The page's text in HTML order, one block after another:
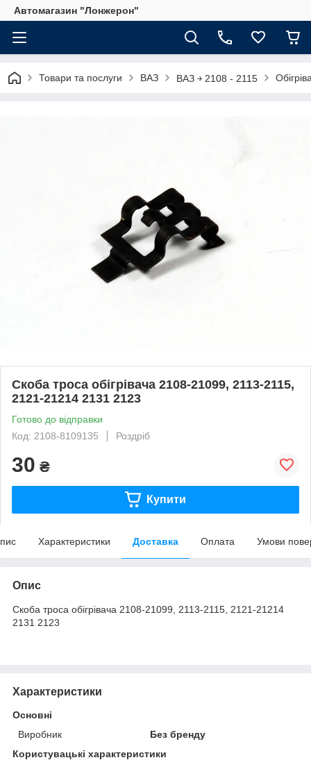
Автомагазин "Лонжерон"
Товари та послуги ВАЗ ВАЗ ￫ 2108 - 2115
Скоба троса обігрівача 2108-21099, 2113-2115,
2121-21214 2131 2123
Готово до відправки
Код: 2108-8109135
Роздріб
30 ₴
Купити
Характеристики Доставка Оплата Умови
Опис
Скоба троса обігрівача 2108-21099, 2113-2115, 2121-21214
2131 2123
Характеристики
Основні
Виробник
Без бренду
Користувацькі характеристики